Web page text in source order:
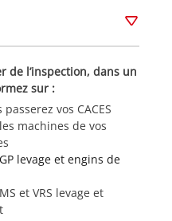
de l’inspection, dans un
sur :
vos CACES
machines de vos
levage et engins de
et VRS levage et